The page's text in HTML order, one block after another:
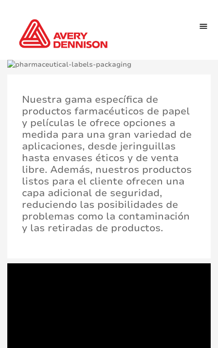
Nuestra gama específica de
productos farmacéuticos de papel
y películas le ofrece opciones a
medida para una gran variedad de
aplicaciones, desde jeringuillas
hasta envases éticos y de venta
libre. Además, nuestros productos
listos para el cliente ofrecen una
capa adicional de seguridad,
reduciendo las posibilidades de
problemas como la contaminación
y las retiradas de productos.